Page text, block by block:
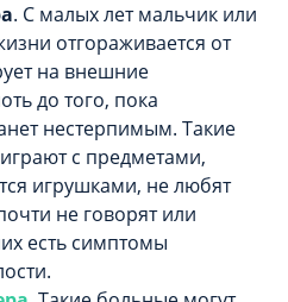
. С малых лет мальчик или
отгораживается от
на внешние
до того, пока
нестерпимым. Такие
с предметами,
игрушками, не любят
не говорят или
есть симптомы